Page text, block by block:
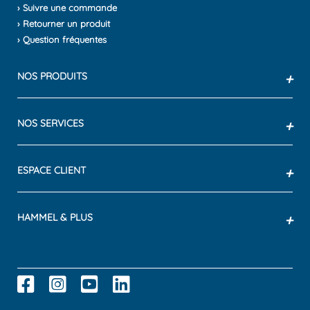
› Suivre une commande
› Retourner un produit
› Question fréquentes
NOS PRODUITS +
NOS SERVICES +
ESPACE CLIENT +
HAMMEL & PLUS +